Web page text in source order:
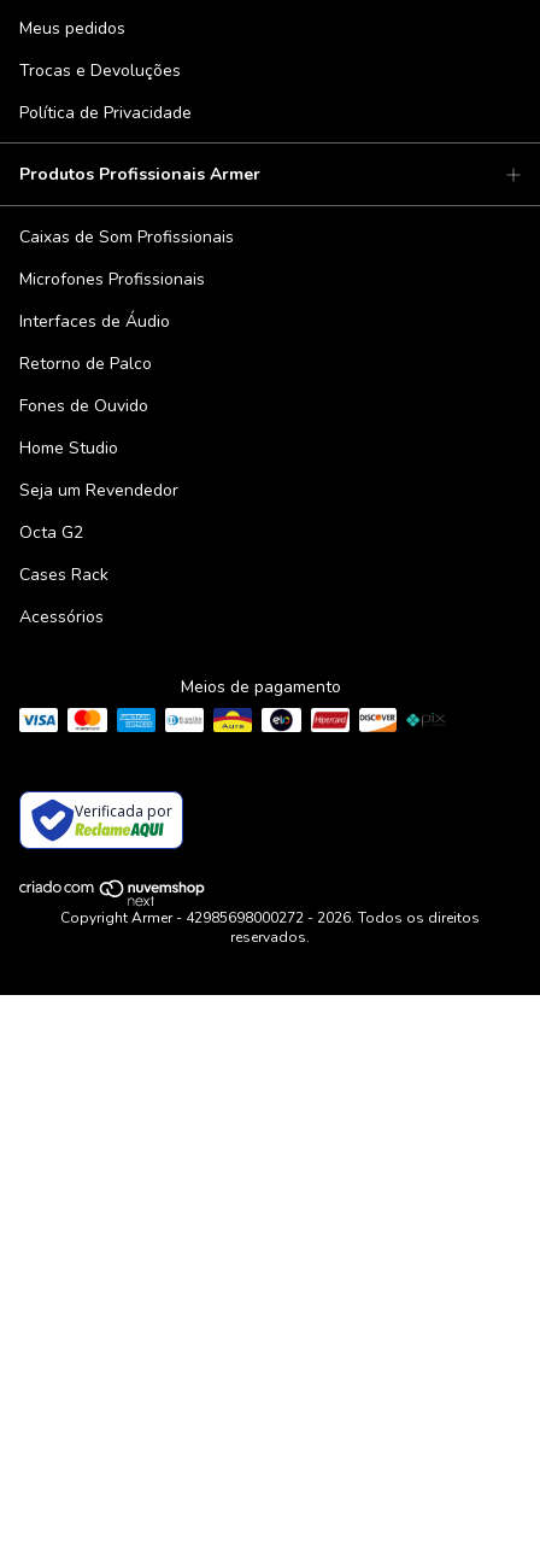
Meus pedidos
Trocas e Devoluções
Política de Privacidade
Produtos Profissionais Armer
Caixas de Som Profissionais
Microfones Profissionais
Interfaces de Áudio
Retorno de Palco
Fones de Ouvido
Home Studio
Seja um Revendedor
Octa G2
Cases Rack
Acessórios
Meios de pagamento
Verificada por
Copyright Armer - 42985698000272 - 2026. Todos os direitos
reservados.